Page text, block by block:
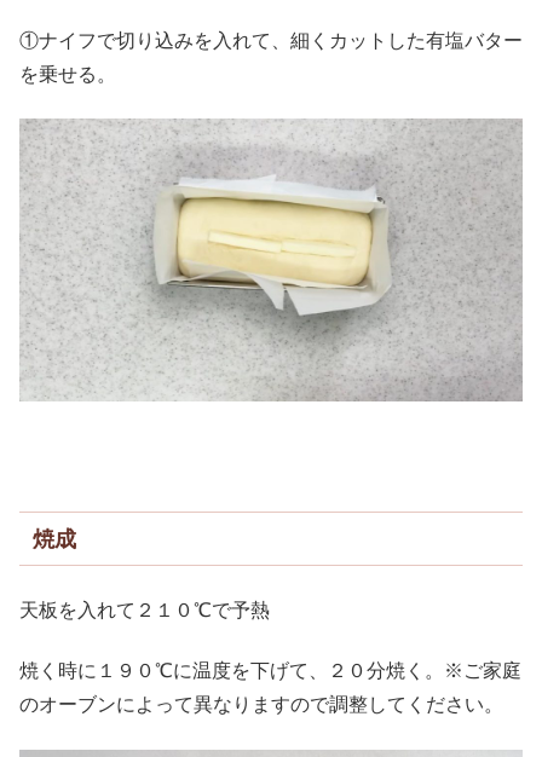
①ナイフで切り込みを入れて、細くカットした有塩バター
を乗せる。
焼成
天板を入れて２１０℃で予熱
焼く時に１９０℃に温度を下げて、２０分焼く。※ご家庭
のオーブンによって異なりますので調整してください。